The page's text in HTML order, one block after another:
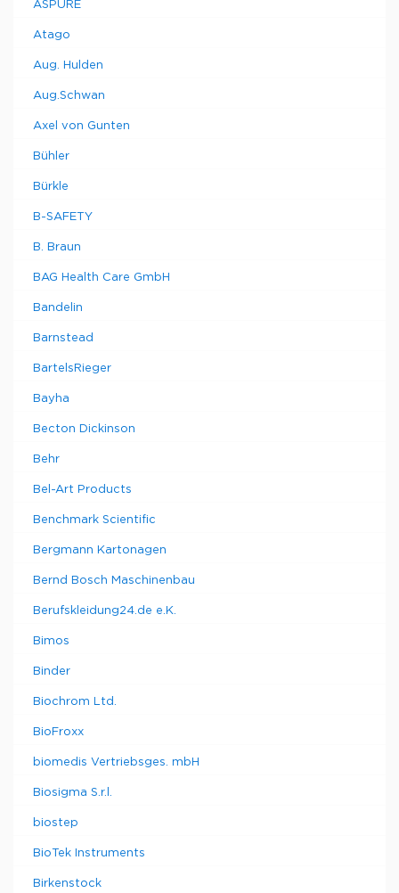
ASPURE
Atago
Aug. Hulden
Aug.Schwan
Axel von Gunten
Bühler
Bürkle
B-SAFETY
B. Braun
BAG Health Care GmbH
Bandelin
Barnstead
BartelsRieger
Bayha
Becton Dickinson
Behr
Bel-Art Products
Benchmark Scientific
Bergmann Kartonagen
Bernd Bosch Maschinenbau
Berufskleidung24.de e.K.
Bimos
Binder
Biochrom Ltd.
BioFroxx
biomedis Vertriebsges. mbH
Biosigma S.r.l.
biostep
BioTek Instruments
Birkenstock